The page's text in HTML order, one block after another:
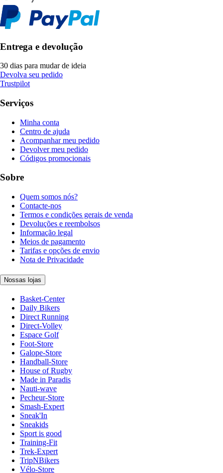
Entrega e devolução
30 dias para mudar de ideia
Devolva seu pedido
Trustpilot
Serviços
Minha conta
Centro de ajuda
Acompanhar meu pedido
Devolver meu pedido
Códigos promocionais
Sobre
Quem somos nós?
Contacte-nos
Termos e condições gerais de venda
Devoluções e reembolsos
Informação legal
Meios de pagamento
Tarifas e opções de envio
Nota de Privacidade
Nossas lojas
Basket-Center
Daily Bikers
Direct Running
Direct-Volley
Espace Golf
Foot-Store
Galope-Store
Handball-Store
House of Rugby
Made in Paradis
Nauti-wave
Pecheur-Store
Smash-Expert
Sneak'In
Sneakids
Sport is good
Training-Fit
Trek-Expert
TripNBikers
Vélo-Store